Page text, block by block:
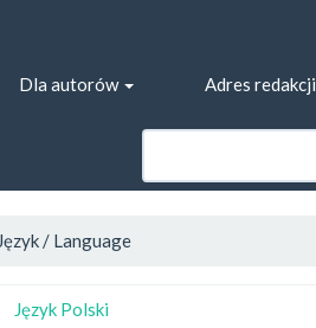
Dla autorów Adres redakcji
Język / Language
Język Polski